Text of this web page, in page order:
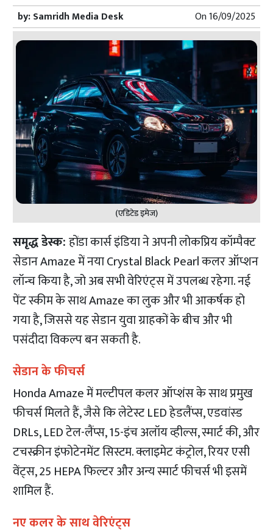
by:Samridh Media Desk On16/09/2025
(एडिटेड इमेज)
समृद्ध डेस्क:होंडा कार्स इंडिया ने अपनी लोकप्रिय कॉम्पैक्ट
सेडान Amaze में नया Crystal Black Pearl कलर ऑप्शन
लॉन्च किया है, जो अब सभी वेरिएंट्स में उपलब्ध रहेगा. नई
पेंट स्कीम के साथ Amaze का लुक और भी आकर्षक हो
गया है, जिससे यह सेडान युवा ग्राहकों के बीच और भी
पसंदीदा विकल्प बन सकती है.
सेडान के फीचर्स
Honda Amaze में मल्टीपल कलर ऑप्शंस के साथ प्रमुख
फीचर्स मिलते हैं, जैसे कि लेटेस्ट LED हेडलैंप्स, एडवांस्ड
DRLs, LED टेल-लैंप्स, 15-इंच अलॉय व्हील्स, स्मार्ट की, और
टचस्क्रीन इंफोटेनमेंट सिस्टम. क्लाइमेट कंट्रोल, रियर एसी
वेंट्स, 25 HEPA फिल्टर और अन्य स्मार्ट फीचर्स भी इसमें
शामिल हैं.
नए कलर के साथ वेरिएंट्स